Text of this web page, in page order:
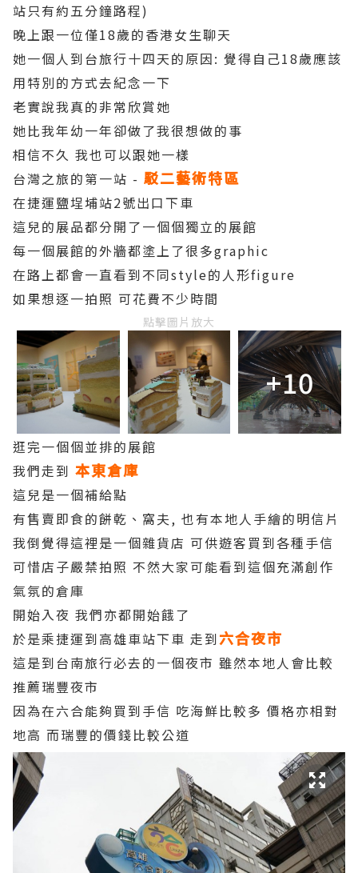
站只有約五分鐘路程)
晚上跟一位僅18歲的香港女生聊天
她一個人到台旅行十四天的原因: 覺得自己18歲應該
用特別的方式去紀念一下
老實說我真的非常欣賞她
她比我年幼一年卻做了我很想做的事
相信不久 我也可以跟她一樣
台灣之旅的第一站 - 駁二藝術特區
在捷運鹽埕埔站2號出口下車
這兒的展品都分開了一個個獨立的展館
每一個展館的外牆都塗上了很多graphic
在路上都會一直看到不同style的人形figure
如果想逐一拍照 可花費不少時間
點擊圖片放大
+10
逛完一個個並排的展館
我們走到 本東倉庫
這兒是一個補給點
有售賣即食的餅乾、窩夫, 也有本地人手繪的明信片
我倒覺得這裡是一個雜貨店 可供遊客買到各種手信
可惜店子嚴禁拍照 不然大家可能看到這個充滿創作
氣氛的倉庫
開始入夜 我們亦都開始餓了
於是乘捷運到高雄車站下車 走到六合夜市
這是到台南旅行必去的一個夜市 雖然本地人會比較
推薦瑞豐夜市
因為在六合能夠買到手信 吃海鮮比較多 價格亦相對
地高 而瑞豐的價錢比較公道